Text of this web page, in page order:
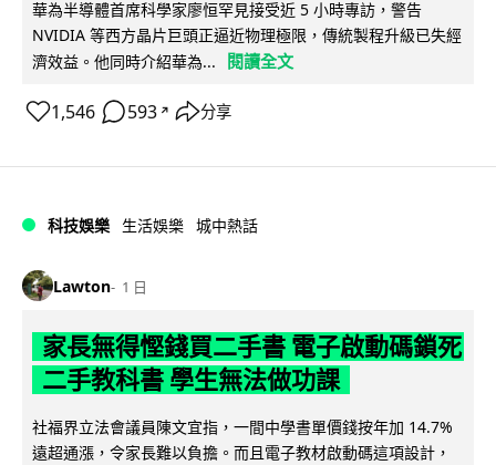
華為半導體首席科學家廖恒罕見接受近 5 小時專訪，警告
NVIDIA 等西方晶片巨頭正逼近物理極限，傳統製程升級已失經
濟效益。他同時介紹華為...
閱讀全文
1,546 593 ↗ 分享
科技娛樂 生活娛樂 城中熱話
Lawton 1 日
家長無得慳錢買二手書 電子啟動碼鎖死
二手教科書 學生無法做功課
社福界立法會議員陳文宜指，一間中學書單價錢按年加 14.7%
遠超通漲，令家長難以負擔。而且電子教材啟動碼這項設計，